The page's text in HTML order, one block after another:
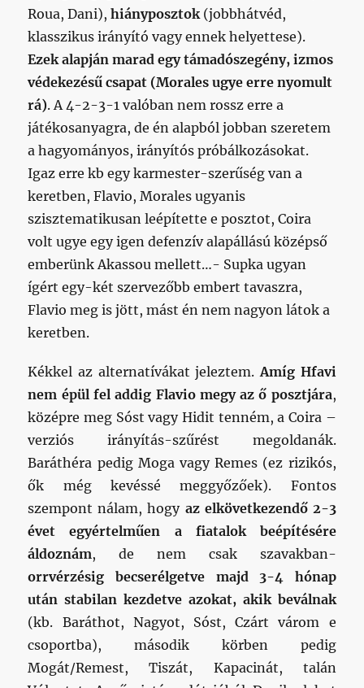
Roua, Dani),hiányposztok(jobbhátvéd,
klasszikus irányító vagy ennek helyettese).
Ezek alapján marad egy támadószegény, izmos
védekezésű csapat (Morales ugye erre nyomult
rá). A 4-2-3-1 valóban nem rossz erre a
játékosanyagra, de én alapból jobban szeretem
a hagyományos, irányítós próbálkozásokat.
Igaz erre kb egy karmester-szerűség van a
keretben, Flavio, Morales ugyanis
szisztematikusan leépítette e posztot, Coira
volt ugye egy igen defenzív alapállású középső
emberünk Akassou mellett…- Supka ugyan
ígért egy-két szervezőbb embert tavaszra,
Flavio meg is jött, mást én nem nagyon látok a
keretben.
Kékkel az alternatívákat jeleztem.Amíg Hfavi
nem épül fel addig Flavio megy az ő posztjára,
középre meg Sóst vagy Hidit tenném, a Coira –
verziós irányítás-szűrést megoldanák.
Baráthéra pedig Moga vagy Remes (ez rizikós,
ők még kevéssé meggyőzőek). Fontos
szempont nálam, hogy az elkövetkezendő 2-3
évet egyértelműen a fiatalok beépítésére
áldoznám, de nem csak szavakban-
orrvérzésig becserélgetve majd 3-4 hónap
után stabilan kezdetve azokat, akik beválnak
(kb. Baráthot, Nagyot, Sóst, Czárt várom e
csoportba), második körben pedig
Mogát/Remest, Tiszát, Kapacinát, talán